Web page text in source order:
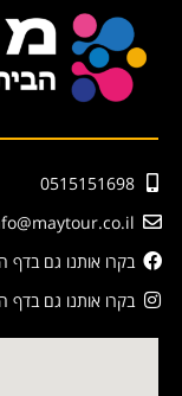
0515151698
בקרו אותנו גם בדף
בקרו אותנו גם בדף